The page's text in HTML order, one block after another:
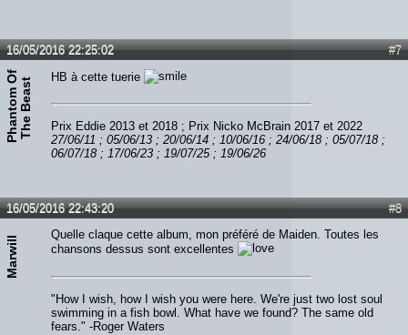
#7
16/05/2016 22:25:02
P
h
a
n
t
o
m
O
f
T
h
e
B
e
a
st HB à cette tuerie
Prix Eddie 2013 et 2018 ; Prix Nicko McBrain 2017 et 2022
27/06/11 ; 05/06/13 ; 20/06/14 ; 10/06/16 ; 24/06/18 ; 05/07/18 ;
06/07/18 ; 17/06/23 ; 19/07/25 ; 19/06/26
#8
16/05/2016 22:43:20
Marwill
Quelle claque cette album, mon préféré de Maiden. Toutes les
chansons dessus sont excellentes
"How I wish, how I wish you were here. We're just two lost soul
swimming in a fish bowl. What have we found? The same old
fears." -Roger Waters